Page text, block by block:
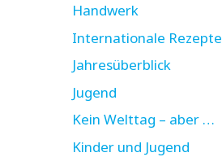
Handwerk
Internationale Rezepte
Jahresüberblick
Jugend
Kein Welttag – aber …
Kinder und Jugend